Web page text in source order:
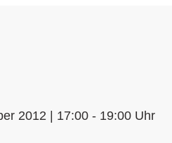
2012 | 17:00 - 19:00 Uhr